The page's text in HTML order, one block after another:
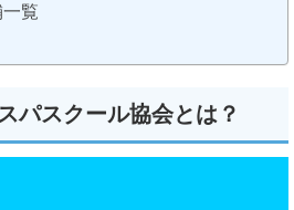
覧
パスクール協会とは？